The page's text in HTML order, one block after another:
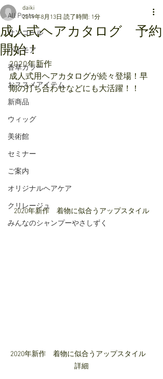
All Posts
サンコール
パイモア
香草カラー
おススメアイテム
新商品
ウィッグ
美術館
セミナー
ご案内
オリジナルヘアケア
クリレージュ
みんなのシャンプーやさしずく
成人式ヘアカタログ 予約
開始！
daiki
2019年8月13日 読了時間: 1分
2020年新作
成人式用ヘアカタログが続々登場！早
期の打ち合わせなどにも大活躍！！
2020年新作　着物に似合うアップスタイル
2020年新作　着物に似合うアップスタイル
詳細